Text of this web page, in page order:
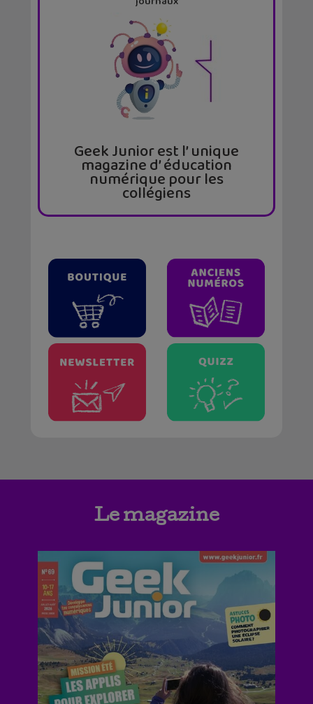
Geek Junior est l’ unique
magazine d’ éducation
numérique pour les
collégiens
Le magazine